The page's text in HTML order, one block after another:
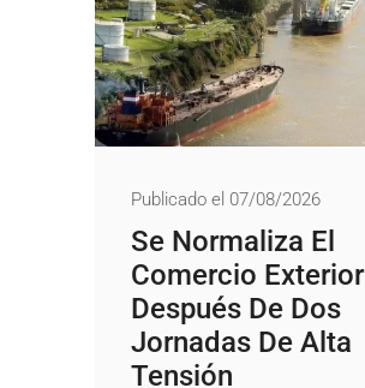
Publicado el 07/08/2026
Se Normaliza El
Comercio Exterior
Después De Dos
Jornadas De Alta
Tensión